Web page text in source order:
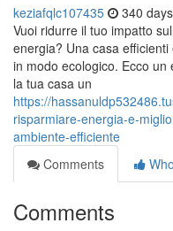
keziafqlc107435 340
Vuoi ridurre il tuo impatto
energia? Una casa
in modo ecologico. Ecco
la tua casa un
https://
risparmiare-energia-e-
ambiente-efficiente
Comments
Comments